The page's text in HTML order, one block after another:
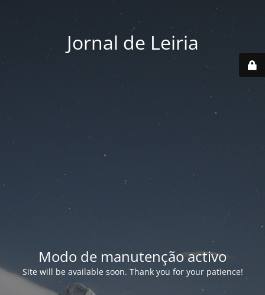
Jornal de Leiria
Modo de manutenção activo
Site will be available soon. Thank you for your patience!